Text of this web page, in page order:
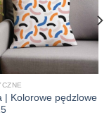
| Kolorowe pędzlowe